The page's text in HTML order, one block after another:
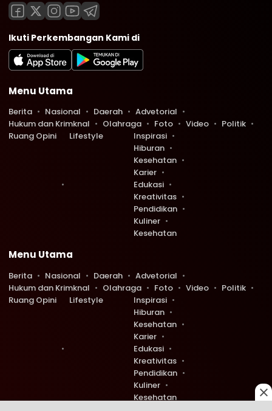
Ikuti Perkembangan Kami di
Menu Utama
Berita Nasional Daerah
Advetorial
Hukum dan Krimknal
Olahraga Foto Video
Politik
Ruang Opini
Lifestyle
Inspirasi
Hiburan
Kesehatan
Karier
Edukasi
Kreativitas
Pendidikan
Kuliner
Kesehatan
Menu Utama
Berita Nasional Daerah
Advetorial
Hukum dan Krimknal
Olahraga Foto Video
Politik
Ruang Opini
Lifestyle
Inspirasi
Hiburan
Kesehatan
Karier
Edukasi
Kreativitas
Pendidikan
Kuliner
Kesehatan